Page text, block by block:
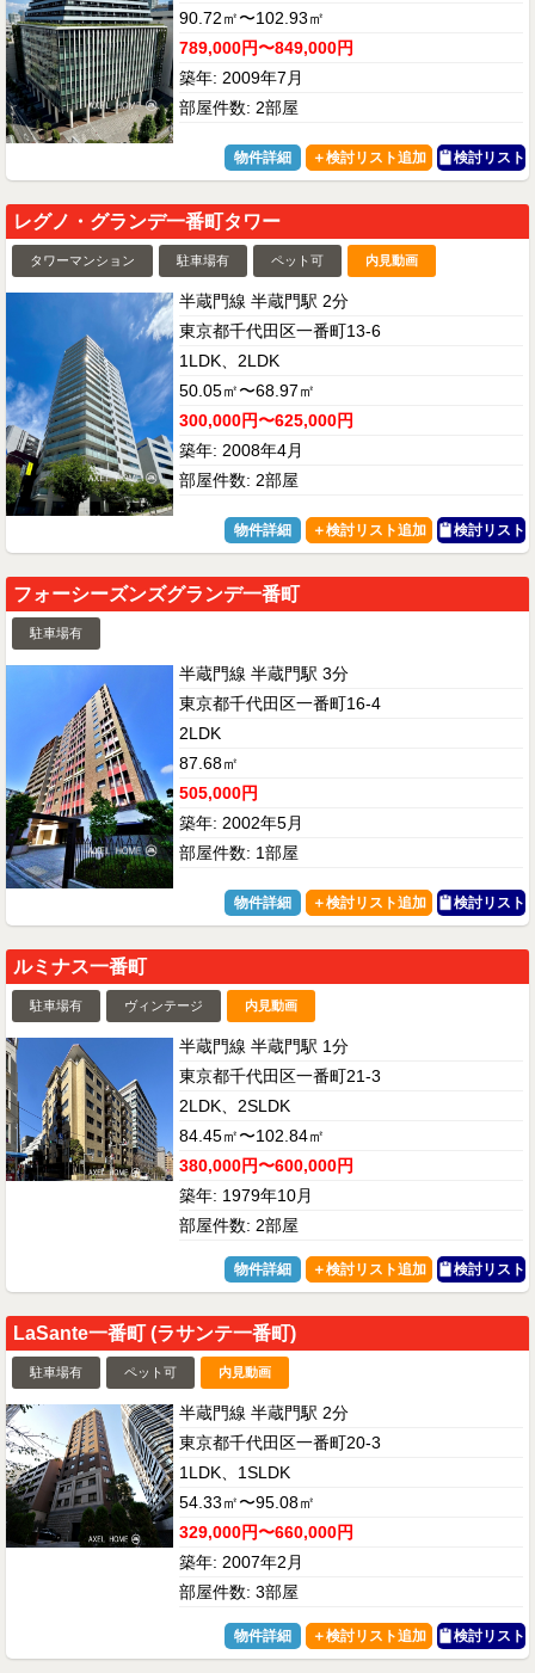
90.72㎡〜102.93㎡
789,000円〜849,000円
築年: 2009年7月
部屋件数: 2部屋
物件詳細 検討リスト
レグノ・グランデ一番町タワー
タワーマンション 駐車場有 ペット可 内見動画
半蔵門線 半蔵門駅 2分
東京都千代田区一番町13-6
1LDK、2LDK
50.05㎡〜68.97㎡
300,000円〜625,000円
築年: 2008年4月
部屋件数: 2部屋
物件詳細 検討リスト
フォーシーズンズグランデ一番町
駐車場有
半蔵門線 半蔵門駅 3分
東京都千代田区一番町16-4
2LDK
87.68㎡
505,000円
築年: 2002年5月
部屋件数: 1部屋
物件詳細 検討リスト
ルミナス一番町
駐車場有 ヴィンテージ 内見動画
半蔵門線 半蔵門駅 1分
東京都千代田区一番町21-3
2LDK、2SLDK
84.45㎡〜102.84㎡
380,000円〜600,000円
築年: 1979年10月
部屋件数: 2部屋
物件詳細 検討リスト
LaSante一番町 (ラサンテ一番町)
駐車場有 ペット可 内見動画
半蔵門線 半蔵門駅 2分
東京都千代田区一番町20-3
1LDK、1SLDK
54.33㎡〜95.08㎡
329,000円〜660,000円
築年: 2007年2月
部屋件数: 3部屋
物件詳細 検討リスト